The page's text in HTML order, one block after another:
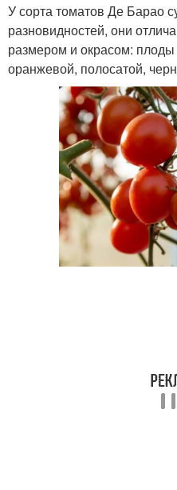
У сорта томатов Де Барао
разновидностей, они
размером и окрасом: плоды
оранжевой, полосатой,